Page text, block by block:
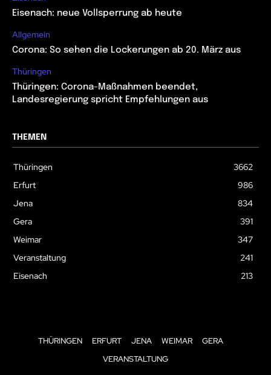
Eisenach: neue Vollsperrung ab heute
Allgemein
Corona: So sehen die Lockerungen ab 20. März aus
Thüringen
Thüringen: Corona-Maßnahmen beendet,
Landesregierung spricht Empfehlungen aus
THEMEN
Thüringen
3662
Erfurt
986
Jena
834
Gera
391
Weimar
347
Veranstaltung
241
Eisenach
213
THÜRINGEN ERFURT JENA WEIMAR
GERA
VERANSTALTUNG